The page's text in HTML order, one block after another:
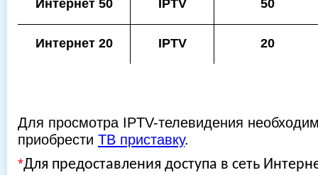
Интернет 50 IPTV 50
Интернет 20 IPTV 20
Для просмотра IPTV-телевидения
приобрести ТВ приставку.
*Для предоставления доступа в сеть